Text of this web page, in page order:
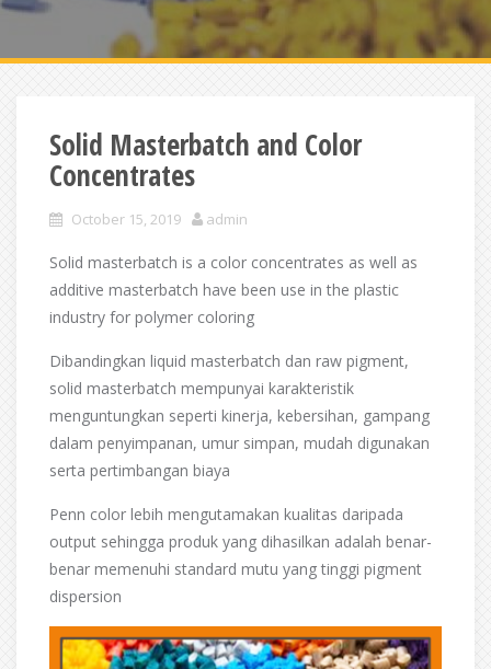
Solid Masterbatch and Color
Concentrates
October 15, 2019 admin
Solid masterbatch is a color concentrates as well as
additive masterbatch have been use in the plastic
industry for polymer coloring
Dibandingkan liquid masterbatch dan raw pigment,
solid masterbatch mempunyai karakteristik
menguntungkan seperti kinerja, kebersihan, gampang
dalam penyimpanan, umur simpan, mudah digunakan
serta pertimbangan biaya
Penn color lebih mengutamakan kualitas daripada
output sehingga produk yang dihasilkan adalah benar-
benar memenuhi standard mutu yang tinggi pigment
dispersion